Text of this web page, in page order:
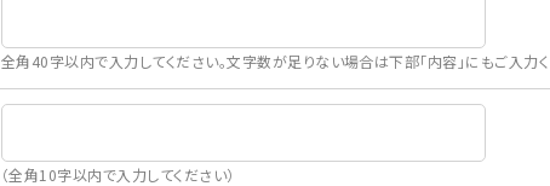
全角40字以内で入力してください。文字数が足りない場合は下部「内容」にもご入力く
（全角10字以内で入力してください）